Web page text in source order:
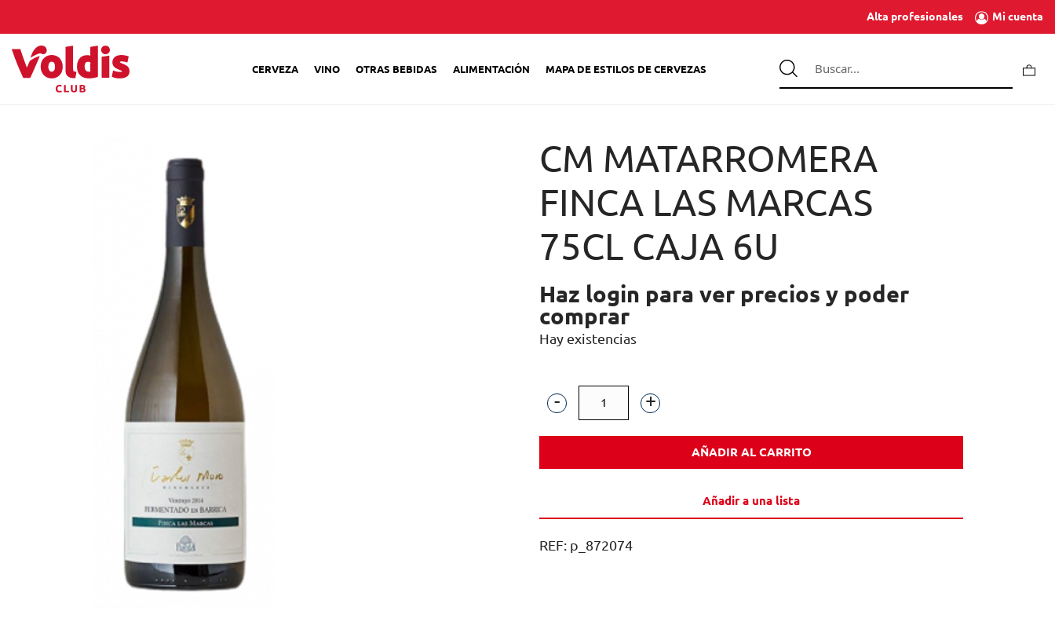
Alta profesionales Mi cuenta
CERVEZA VINO OTRAS BEBIDAS ALIMENTACIÓN MAPA DE ESTILOS DE CERVEZAS
CM MATARROMERA
FINCA LAS MARCAS
75CL CAJA 6U
Haz login para ver precios y poder
comprar
Hay existencias
CM
MATARROMERA
CAJA
AÑADIR AL CARRITO
Añadir a una lista
REF: p_872074